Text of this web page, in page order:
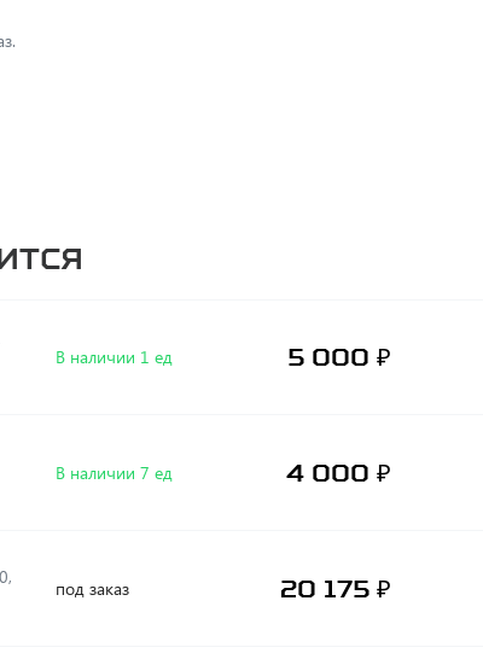
В наличии 1 ед 5 000 ₽
В наличии 7 ед 4 000 ₽
под заказ 20 175 ₽